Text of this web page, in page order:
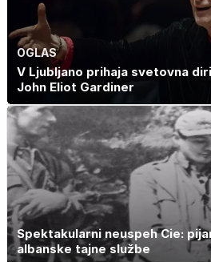
OGLAS
V Ljubljano prihaja svetovna
John Eliot Gardiner
Spektakularni neuspeh Cie:
albanske tajne službe